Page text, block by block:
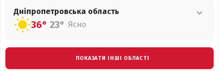
Дніпропетровська область
36° 23° Ясно
ПОКАЗАТИ ІНШІ ОБЛАСТІ